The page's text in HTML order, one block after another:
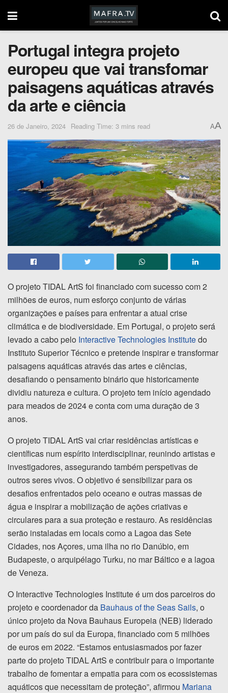
Portugal integra projeto
europeu que vai transfomar
paisagens aquáticas através
da arte e ciência
26 de Janeiro, 2024 Reading Time: 3 mins read AA
O projeto TIDAL ArtS foi financiado com sucesso com 2
milhões de euros, num esforço conjunto de várias
organizações e países para enfrentar a atual crise
climática e de biodiversidade. Em Portugal, o projeto será
levado a cabo pelo Interactive Technologies Institutedo
Instituto Superior Técnico e pretende inspirar e transformar
paisagens aquáticas através das artes e ciências,
desafiando o pensamento binário que historicamente
dividiu natureza e cultura. O projeto tem início agendado
para meados de 2024 e conta com uma duração de 3
anos.
O projeto TIDAL ArtS vai criar residências artísticas e
científicas num espírito interdisciplinar, reunindo artistas e
investigadores, assegurando também perspetivas de
outros seres vivos. O objetivo é sensibilizar para os
desafios enfrentados pelo oceano e outras massas de
água e inspirar a mobilização de ações criativas e
circulares para a sua proteção e restauro. As residências
serão instaladas em locais como a Lagoa das Sete
Cidades, nos Açores, uma ilha no rio Danúbio, em
Budapeste, o arquipélago Turku, no mar Báltico e a lagoa
de Veneza.
O Interactive Technologies Institute é um dos parceiros do
projeto e coordenador da Bauhaus of the Seas Sails, o
único projeto da Nova Bauhaus Europeia (NEB) liderado
por um país do sul da Europa, financiado com 5 milhões
de euros em 2022. “Estamos entusiasmados por fazer
parte do projeto TIDAL ArtS e contribuir para o importante
trabalho de fomentar a empatia para com os ecossistemas
aquáticos que necessitam de proteção”, afirmou Mariana